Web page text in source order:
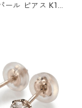
ール ピアス K18
ド ジプシー フ
7ミリ珠 あ